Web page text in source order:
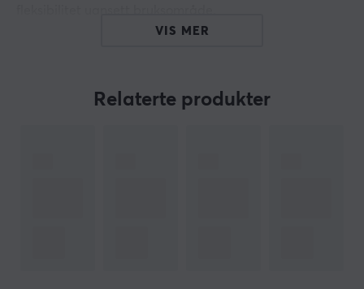
hjemmebruk samt mobilt bruk. RGB-
bakgrunnsbelysning med 360° LightEdge muliggjør
VIS MER
Relaterte produkter